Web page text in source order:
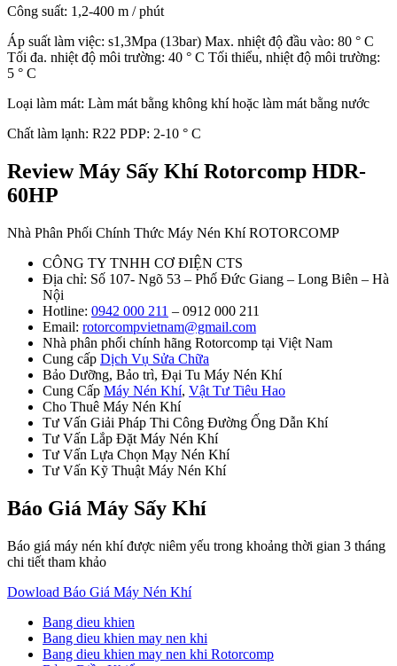
Công suất: 1,2-400 m / phút
Áp suất làm việc: s1,3Mpa (13bar) Max. nhiệt độ đầu vào: 80 ° C
Tối đa. nhiệt độ môi trường: 40 ° C Tối thiểu, nhiệt độ môi trường:
5 ° C
Loại làm mát: Làm mát bằng không khí hoặc làm mát bằng nước
Chất làm lạnh: R22 PDP: 2-10 ° C
Review Máy Sấy Khí Rotorcomp HDR-
60HP
Nhà Phân Phối Chính Thức Máy Nén Khí ROTORCOMP
CÔNG TY TNHH CƠ ĐIỆN CTS
Địa chỉ: Số 107- Ngõ 53 – Phố Đức Giang – Long Biên – Hà
Nội
Hotline: 0942 000 211 – 0912 000 211
Email: rotorcompvietnam@gmail.com
Nhà phân phối chính hãng Rotorcomp tại Việt Nam
Cung cấp Dịch Vụ Sửa Chữa
Bảo Dưỡng, Bảo trì, Đại Tu Máy Nén Khí
Cung Cấp Máy Nén Khí, Vật Tư Tiêu Hao
Cho Thuê Máy Nén Khí
Tư Vấn Giải Pháp Thi Công Đường Ống Dẫn Khí
Tư Vấn Lắp Đặt Máy Nén Khí
Tư Vấn Lựa Chọn Mạy Nén Khí
Tư Vấn Kỹ Thuật Máy Nén Khí
Báo Giá Máy Sấy Khí
Báo giá máy nén khí được niêm yếu trong khoảng thời gian 3 tháng
chi tiết tham khảo
Dowload Báo Giá Máy Nén Khí
Bang dieu khien
Bang dieu khien may nen khi
Bang dieu khien may nen khi Rotorcomp